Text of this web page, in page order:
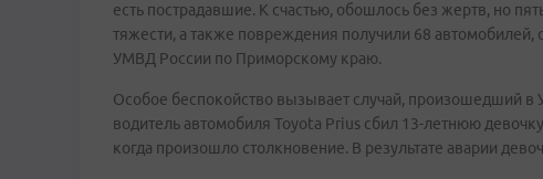
есть пострадавшие. К счастью, обошлось без жертв, но
тяжести, а также повреждения получили 68
УМВД России по Приморскому краю.
Особое беспокойство вызывает случай, произошедший в
водитель автомобиля Toyota Prius сбил 13-летнюю
когда произошло столкновение. В результате аварии